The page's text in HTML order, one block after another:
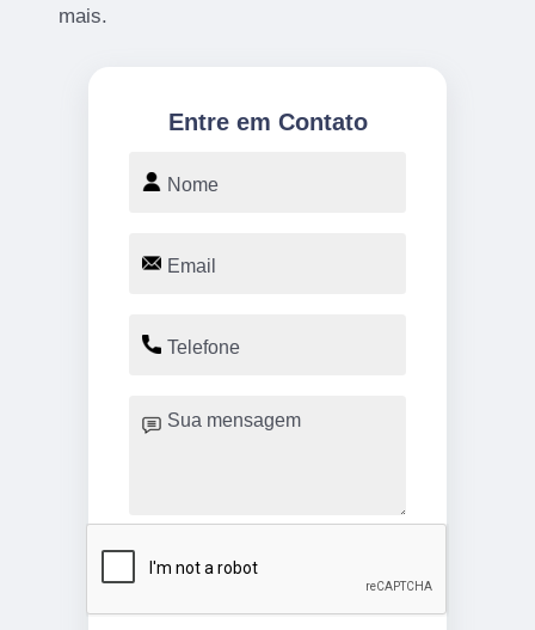
mais.
Entre em Contato